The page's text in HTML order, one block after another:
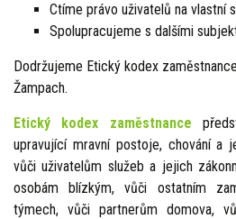
Ctíme právo uživatelů na vlastní
Spolupracujeme s dalšími
Dodržujeme Etický kodex
Žampach.
Etický kodex zaměstnance
upravující mravní postoje, chování a
vůči uživatelům služeb a jejich
osobám blízkým, vůči ostatním
týmech, vůči partnerům domova,